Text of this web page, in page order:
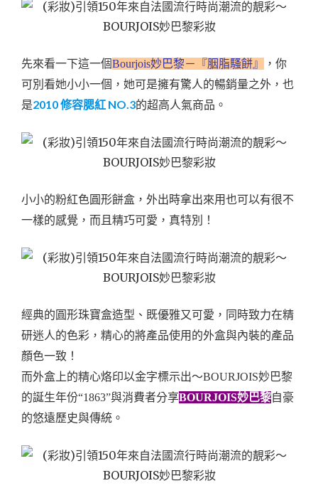
先來看一下這一個Bourjois妙巴黎－『胭脂騷餅』
，你
可別看她小小一個，她可是擁有驚人的暢銷量之外，也
是2010 修容腮紅 NO.3的超高人氣商品。
小小的粉紅色圓形餅盒，外出時拿出來用也可以有很不
一樣的感覺，而且精巧可愛，真特別！
經典的圓形珠寶盒造型、既優雅又可愛，同時致力在精
研迷人的色彩，精心的將產品使用的外盒與內裝的產品
顏色一致！
而外盒上的精心烙印以金字標示出～BOURJOIS妙巴黎
的誕生年份“1863”與消費者分享BOURJOIS妙巴黎自豪
的悠遠歷史與傳統。